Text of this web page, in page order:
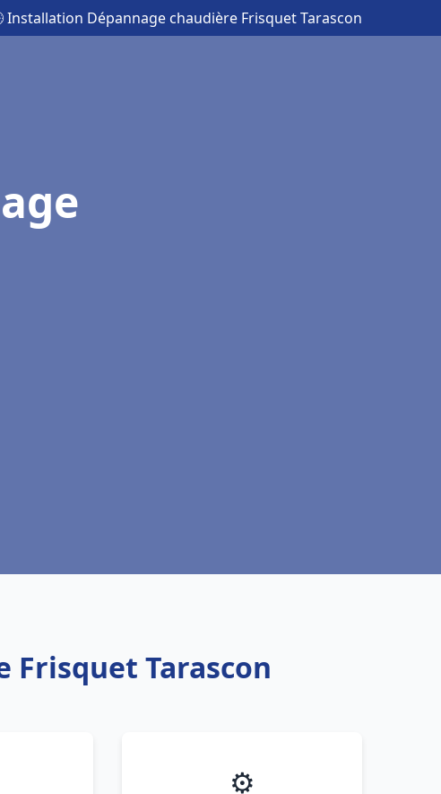
Installation Dépannage chaudière Frisquet Tarascon
Frisquet Tarascon
⚙️